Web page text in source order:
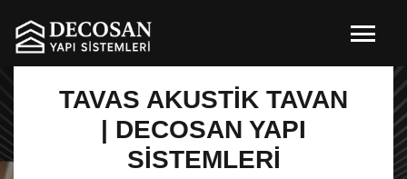
TAVAS AKUSTIK TAVAN
| DECOSAN YAPI
SISTEMLERI